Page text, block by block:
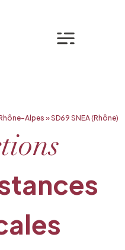
Alpes»SD69 SNEA (Rhône)